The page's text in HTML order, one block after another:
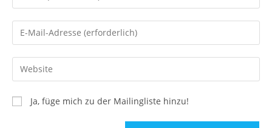
Ja, füge mich zu der Mailingliste hinzu!